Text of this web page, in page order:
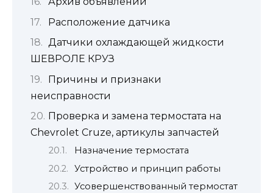
Расположение датчика
Датчики охлаждающей жидкости
ШЕВРОЛЕ КРУЗ
Причины и признаки
неисправности
Проверка и замена термостата на
Chevrolet Cruze, артикулы запчастей
Назначение термостата
Устройство и принцип работы
Усовершенствованный термостат